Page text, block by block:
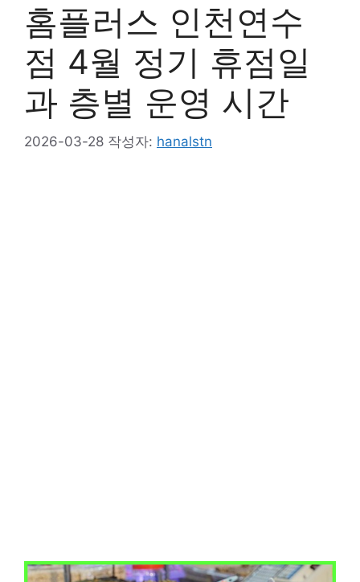
홈플러스 인천연수
점 4월 정기 휴점일
과 층별 운영 시간
2026-03-28 작성자: hanalstn